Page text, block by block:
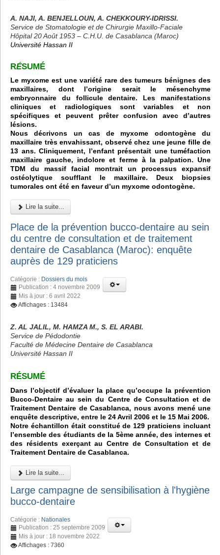
A. NAJI, A. BENJELLOUN, A. CHEKKOURY-IDRISSI.
Service de Stomatologie et de Chirurgie Maxillo-Faciale
Hôpital 20 Août 1953 – C.H.U. de Casablanca (Maroc)
Université Hassan II
RÉSUMÉ
Le myxome est une variété rare des tumeurs bénignes des
maxillaires, dont l’origine serait le mésenchyme
embryonnaire du follicule dentaire. Les manifestations
cliniques et radiologiques sont variables et non
spécifiques et peuvent prêter confusion avec d’autres
lésions.
Nous décrivons un cas de myxome odontogène du
maxillaire très envahissant, observé chez une jeune fille de
13 ans. Cliniquement, l’enfant présentait une tuméfaction
maxillaire gauche, indolore et ferme à la palpation. Une
TDM du massif facial montrait un processus expansif
ostéolytique soufflant le maxillaire. Deux biopsies
tumorales ont été en faveur d’un myxome odontogène.
Lire la suite...
Place de la prévention bucco-dentaire au sein
du centre de consultation et de traitement
dentaire de Casablanca (Maroc): enquête
auprès de 129 praticiens
Catégorie : Dossiers du mois
Publication : 4 novembre 2009
Mis à jour : 6 avril 2022
Affichages : 13484
Z. AL JALIL, M. HAMZA M., S. EL ARABI.
Service de Pédodontie
Faculté de Médecine Dentaire de Casablanca
Université Hassan II
RÉSUMÉ
Dans l’objectif d’évaluer la place qu’occupe la prévention
Bucco-Dentaire au sein du Centre de Consultation et de
Traitement Dentaire de Casablanca, nous avons mené une
enquête descriptive, entre le 24 Avril 2006 et le 15 Mai 2006.
Notre échantillon était constitué de 129 praticiens incluant
l’ensemble des étudiants de la 5ème année, des internes et
des résidents exerçant au Centre de Consultation et de
Traitement Dentaire de Casablanca.
Lire la suite...
Large campagne de sensibilisation à l'hygiène
bucco-dentaire
Catégorie : Nationales
Publication : 25 septembre 2009
Mis à jour : 18 novembre 2022
Affichages : 7360